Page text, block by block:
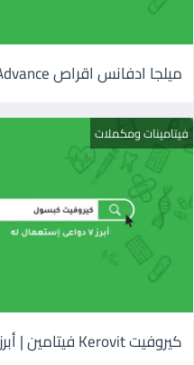
ميلجا ادفانس اقراص Milga Advance : للاعصاب والإكتئاب
فيتامينات ومكملات
كيروفيت Kerovit فيتامين | أبرز 7 دواعى إستعمال له